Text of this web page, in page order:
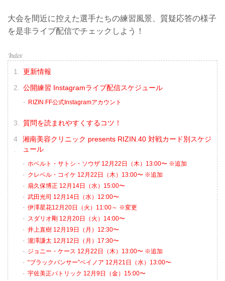
大会を間近に控えた選手たちの練習風景、質疑応答の様子
を是非ライブ配信でチェックしよう！
更新情報
公開練習 Instagramライブ配信スケジュール
RIZIN FF公式Instagramアカウント
質問を読まれやすくするコツ！
湘南美容クリニック presents RIZIN.40 対戦カード別スケジ
ュール
ホベルト・サトシ・ソウザ 12月22日（木）13:00〜 ※追加
クレベル・コイケ 12月22日（木）13:00〜 ※追加
扇久保博正 12月14日（水）15:00〜
武田光司 12月14日（水）12:00〜
伊澤星花12月20日（火）11:00～ ※変更
スダリオ剛 12月20日（火）14:00〜
井上直樹 12月19日（月）12:30〜
瀧澤謙太 12月12日（月）17:30〜
ジョニー・ケース 12月22日（木）13:00〜 ※追加
“ブラックパンサー”ベイノア 12月21日（水）13:00〜
宇佐美正パトリック 12月9日（金）15:00〜